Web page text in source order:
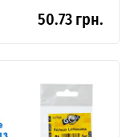
50.73 грн.